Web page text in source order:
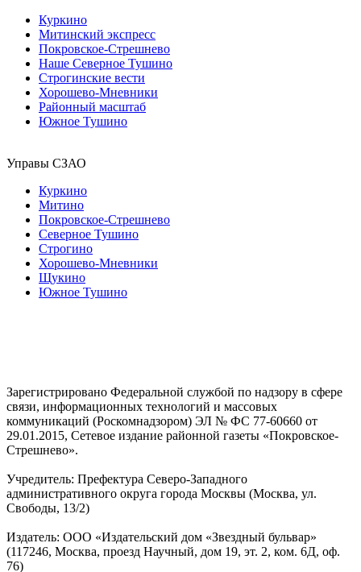
Куркино
Митинский экспресс
Покровское-Стрешнево
Наше Северное Тушино
Строгинские вести
Хорошево-Мневники
Районный масштаб
Южное Тушино
Управы СЗАО
Куркино
Митино
Покровское-Стрешнево
Северное Тушино
Строгино
Хорошево-Мневники
Щукино
Южное Тушино
Зарегистрировано Федеральной службой по надзору в сфере
связи, информационных технологий и массовых
коммуникаций (Роскомнадзором) ЭЛ № ФС 77-60660 от
29.01.2015, Сетевое издание районной газеты «Покровское-
Стрешнево».
Учредитель: Префектура Северо-Западного
административного округа города Москвы (Москва, ул.
Свободы, 13/2)
Издатель: ООО «Издательский дом «Звездный бульвар»
(117246, Москва, проезд Научный, дом 19, эт. 2, ком. 6Д, оф.
76)